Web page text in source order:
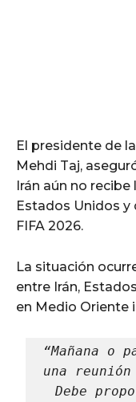
El presidente de
Mehdi Taj,
Irán aún no
Estados Unidos y
FIFA 2026.
La situación
entre Irán,
en Medio Oriente
“Mañana o
una
Debe